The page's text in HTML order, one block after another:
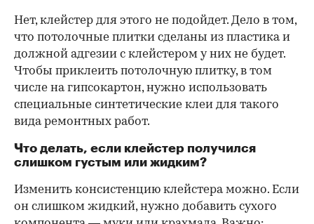
Нет, клейстер для этого не подойдет. Дело в том,
что потолочные плитки сделаны из пластика и
должной адгезии с клейстером у них не будет.
Чтобы приклеить потолочную плитку, в том
числе на гипсокартон, нужно использовать
специальные синтетические клеи для такого
вида ремонтных работ.
Что делать, если клейстер получился
слишком густым или жидким?
Изменить консистенцию клейстера можно. Если
он слишком жидкий, нужно добавить сухого